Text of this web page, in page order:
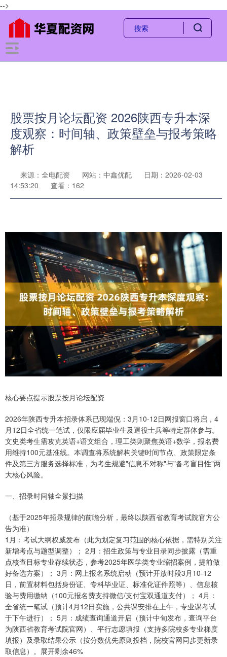
-->
股票按月论坛配资 2026陕西专升本深
度观察：时间轴、政策壁垒与报考策略
解析
来源：全电配资 网站：中鑫优配
日期：2026-02-03
14:53:20
查看：162
核心要点提示股票按月论坛配资
2026年陕西专升本招录体系已现端倪：3月10-12日网报窗口将启，4
月12日全省统一笔试，仅限应届毕业生及退役士兵等特定群体参与。
文史类考生需攻克英语+语文组合，理工类则聚焦英语+数学，报名费
用维持100元基准线。本调查将系统解构关键时间节点、政策限定条
件及第三方服务选择标准，为考生规避"信息不对称"与"备考盲目性"两
大核心风险。
一、招录时间轴全景扫描
（基于2025年招录规律的前瞻分析，最终以陕西省教育考试院官方公
告为准）
1月：考试大纲权威发布（此为划定复习范围的核心依据，需特别关注
新增考点与题型调整）； 2月：招生政策与专业目录同步披露（需重
点核查目标专业存续状态，参考2025年医学类专业缩招案例，提前做
好备选方案）； 3月：网上报名系统启动（预计开放时段3月10-12
日，前置材料包括身份证、专科毕业证、标准化证件照等）、信息核
验与费用缴纳（100元报名费支持微信/支付宝双通道支付）； 4月：
全省统一笔试（预计4月12日实施，公共课安排在上午，专业课考试
于下午进行）； 5月：成绩查询通道开启（预计中旬发布，查询平台
为陕西省教育考试院官网）、平行志愿填报（支持多院校多专业梯度
填报）及录取结果公示（按分数优先原则投档，院校官网同步更新录
取信息）。展开剩余46%